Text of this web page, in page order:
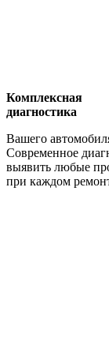
Комплексная
диагностика
Вашего
Современное
выявить любые
при каждом